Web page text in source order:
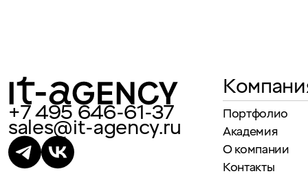
+7 495 646-61-37
sales@it-agency.ru
Портфолио
Академия
О компании
Контакты